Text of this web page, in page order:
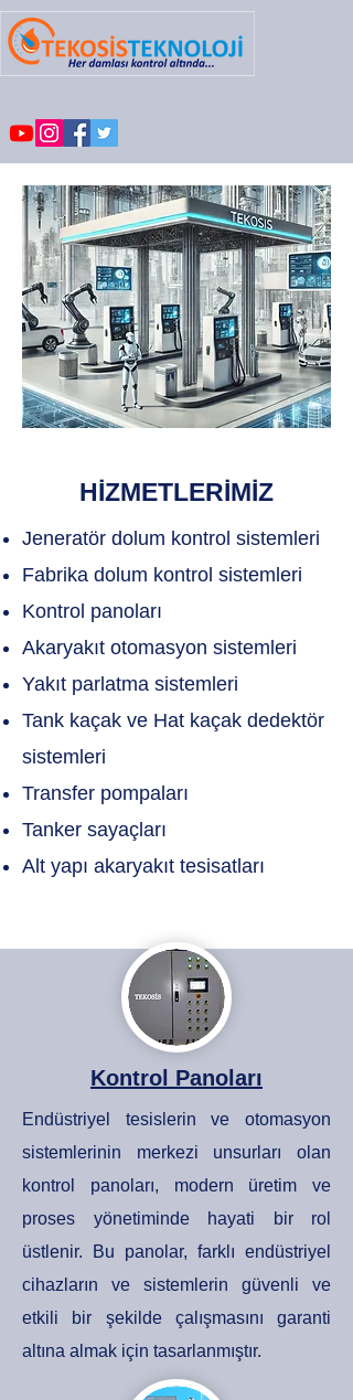
HİZMETLERİMİZ
Jeneratör dolum kontrol sistemleri
Fabrika dolum kontrol sistemleri
Kontrol panoları
Akaryakıt otomasyon sistemleri
Yakıt parlatma sistemleri
Tank kaçak ve Hat kaçak dedektör
sistemleri
Transfer pompaları
Tanker sayaçları
Alt yapı akaryakıt tesisatları
Kontrol Panoları
Endüstriyel tesislerin ve otomasyon
sistemlerinin merkezi unsurları olan
kontrol panoları, modern üretim ve
proses yönetiminde hayati bir rol
üstlenir. Bu panolar, farklı endüstriyel
cihazların ve sistemlerin güvenli ve
etkili bir şekilde çalışmasını garanti
altına almak için tasarlanmıştır.